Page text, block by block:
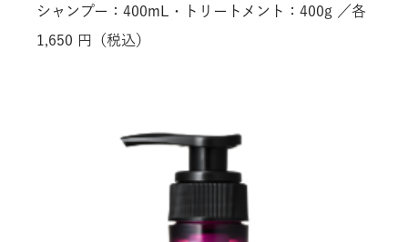
シャンプー：400mL・トリートメント：400g ／各
1,650 円（税込）